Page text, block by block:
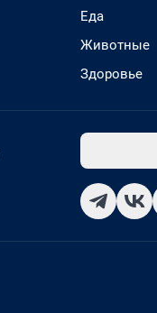
Еда
Животные
Здоровье